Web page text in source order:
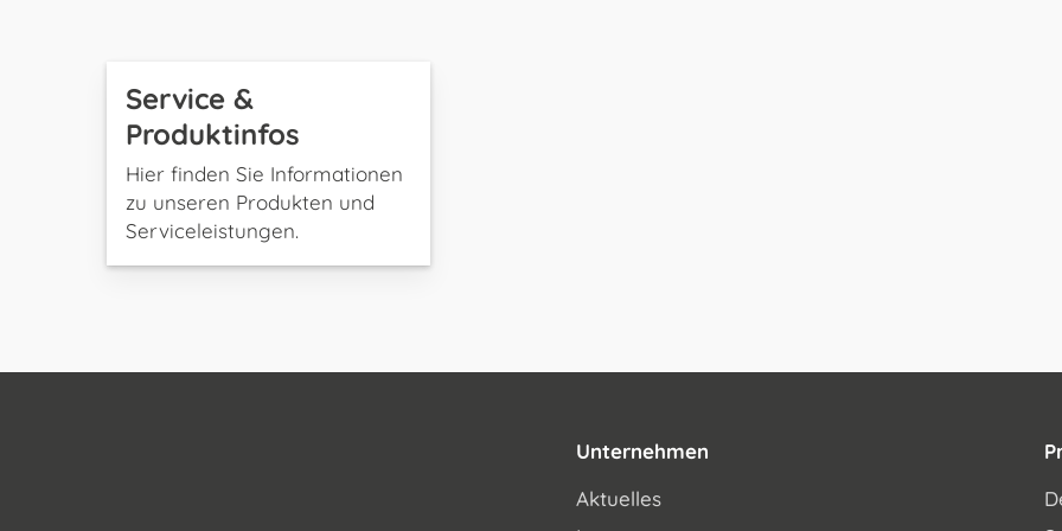
Service &
Produktinfos
Hier finden Sie Informationen
zu unseren Produkten und
Serviceleistungen.
Unternehmen
Aktuelles